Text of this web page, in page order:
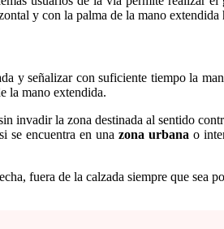
y con la palma de la mano extendida
y señalizar con suficiente tiempo la
la mano extendida.
invadir la zona destinada al sentido
se encuentra en una zona urbana o
fuera de la calzada siempre que sea